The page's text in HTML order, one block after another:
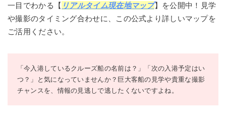
一目でわかる【 リアルタイム現在地マップ】を公開中！見学
や撮影のタイミング合わせに、この公式より詳しいマップを
ご活用ください。
「今入港しているクルーズ船の名前は？」「次の入港予定はい
つ？」と気になっていませんか？巨大客船の見学や貴重な撮影
チャンスを、情報の見逃しで逃したくないですよね。